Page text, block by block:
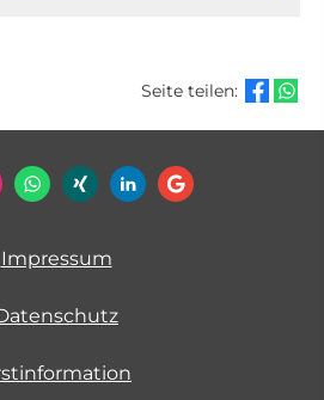
Seite teilen:
Impressum